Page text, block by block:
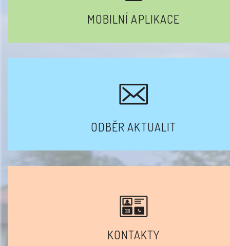
MOBILNÍ APLIKACE
ODBĚR AKTUALIT
KONTAKTY